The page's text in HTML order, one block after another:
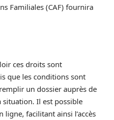
Familiales (CAF) fournira
ces droits sont
que les conditions sont
un dossier auprès de
situation. Il est possible
ligne, facilitant ainsi l’accès